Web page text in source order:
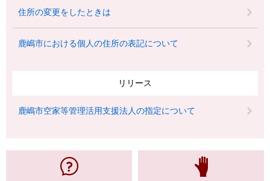
住所の変更をしたときは
鹿嶋市における個人の住所の表記について
リリース
鹿嶋市空家等管理活用支援法人の指定について